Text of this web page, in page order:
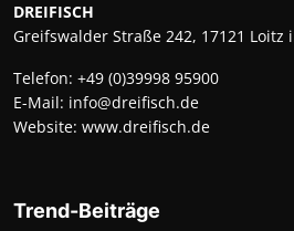
DREIFISCH
Greifswalder Straße 242, 17121 Loitz
Telefon: +49 (0)39998 95900
E-Mail: info@dreifisch.de
Website: www.dreifisch.de
Trend-Beiträge